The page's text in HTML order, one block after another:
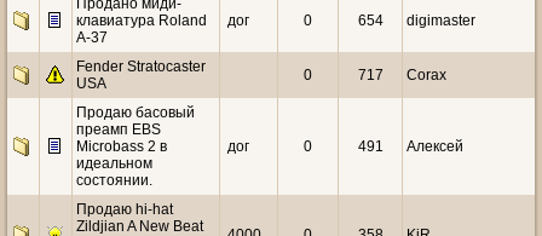
Продано миди-
клавиатура Roland
A-37
дог 0 654 digimaster
Fender Stratocaster
USA
0 717 Corax
Продаю басовый
преамп EBS
Microbass 2 в
идеальном
состоянии.
дог 0 491 Алексей
Продаю hi-hat
Zildjian A New Beat